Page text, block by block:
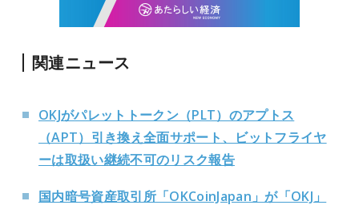
関連ニュース
OKJがパレットトークン（PLT）のアプトス
（APT）引き換え全面サポート、ビットフライヤ
ーは取扱い継続不可のリスク報告
国内暗号資産取引所「OKCoinJapan」が「OKJ」